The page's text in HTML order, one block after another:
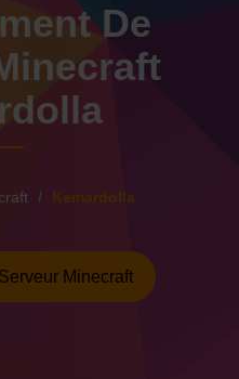
De
Kemardolla
Minecraft